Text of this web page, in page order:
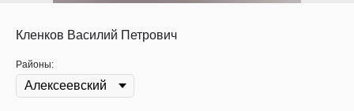
Кленков Василий Петрович
Районы: